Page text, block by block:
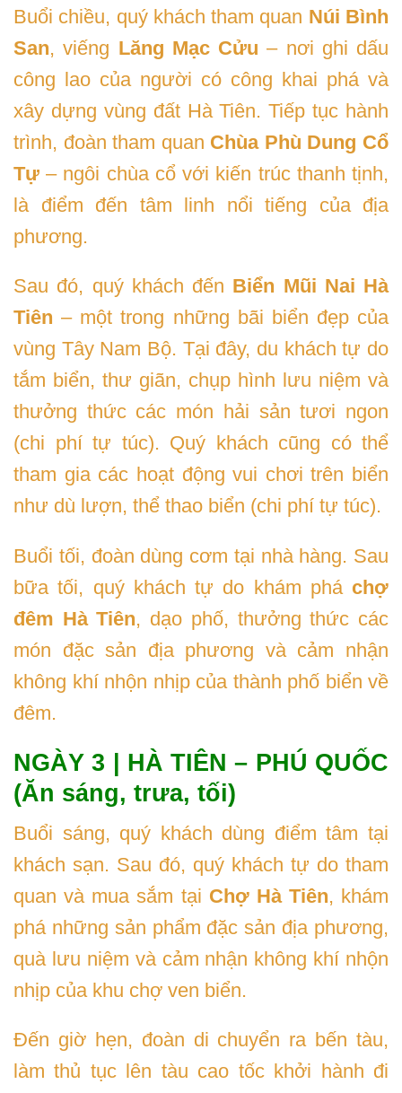
Buổi chiều, quý khách tham quan Núi Bình
San, viếng Lăng Mạc Cửu – nơi ghi dấu
công lao của người có công khai phá và
xây dựng vùng đất Hà Tiên. Tiếp tục hành
trình, đoàn tham quan Chùa Phù Dung Cổ
Tự – ngôi chùa cổ với kiến trúc thanh tịnh,
là điểm đến tâm linh nổi tiếng của địa
phương.
Sau đó, quý khách đến Biển Mũi Nai Hà
Tiên – một trong những bãi biển đẹp của
vùng Tây Nam Bộ. Tại đây, du khách tự do
tắm biển, thư giãn, chụp hình lưu niệm và
thưởng thức các món hải sản tươi ngon
(chi phí tự túc). Quý khách cũng có thể
tham gia các hoạt động vui chơi trên biển
như dù lượn, thể thao biển (chi phí tự túc).
Buổi tối, đoàn dùng cơm tại nhà hàng. Sau
bữa tối, quý khách tự do khám phá chợ
đêm Hà Tiên, dạo phố, thưởng thức các
món đặc sản địa phương và cảm nhận
không khí nhộn nhịp của thành phố biển về
đêm.
NGÀY 3 | HÀ TIÊN – PHÚ QUỐC
(Ăn sáng, trưa, tối)
Buổi sáng, quý khách dùng điểm tâm tại
khách sạn. Sau đó, quý khách tự do tham
quan và mua sắm tại Chợ Hà Tiên, khám
phá những sản phẩm đặc sản địa phương,
quà lưu niệm và cảm nhận không khí nhộn
nhịp của khu chợ ven biển.
Đến giờ hẹn, đoàn di chuyển ra bến tàu,
làm thủ tục lên tàu cao tốc khởi hành đi